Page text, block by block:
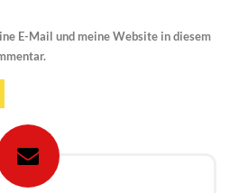
E-Mail und meine Website in diesem